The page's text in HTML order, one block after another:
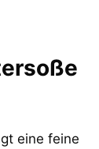
eine feine